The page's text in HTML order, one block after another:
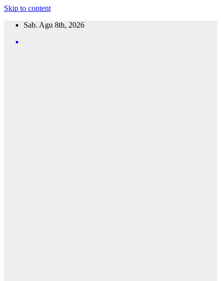
Skip to content
Sab. Agu 8th, 2026